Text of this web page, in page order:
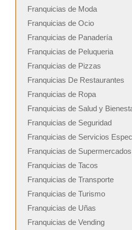
Franquicias de Moda
Franquicias de Ocio
Franquicias de Panadería
Franquicias de Peluqueria
Franquicias de Pizzas
Franquicias De Restaurantes
Franquicias de Ropa
Franquicias de Salud y
Franquicias de Seguridad
Franquicias de Servicios
Franquicias de Supermercados
Franquicias de Tacos
Franquicias de Transporte
Franquicias de Turismo
Franquicias de Uñas
Franquicias de Vending